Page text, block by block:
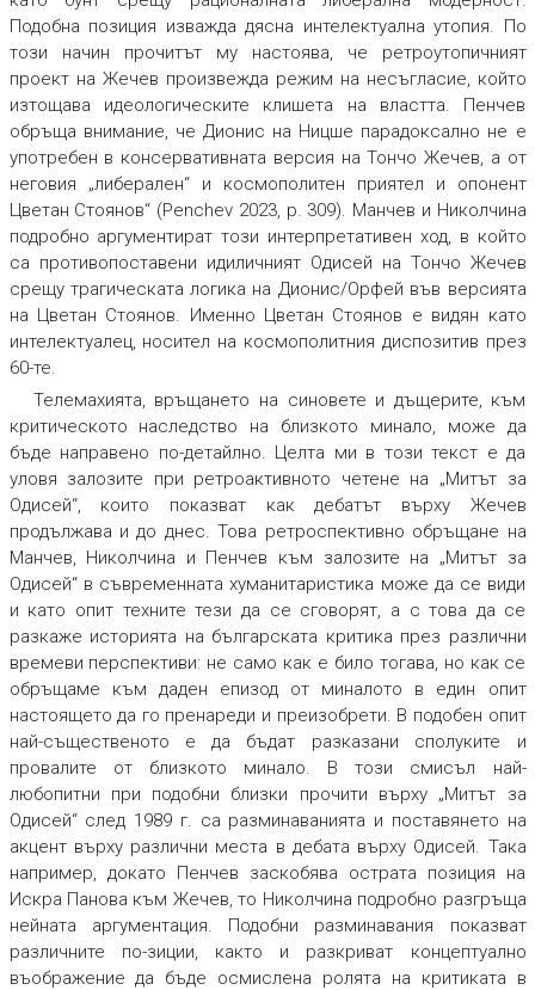
Подобна позиция изважда дясна интелектуална утопия. По
този начин прочитът му настоява, че ретроутопичният
проект на Жечев произвежда режим на несъгласие, който
изтощава идеологическите клишета на властта. Пенчев
обръща внимание, че Дионис на Ницше парадоксално не е
употребен в консервативната версия на Тончо Жечев, а от
неговия „либерален“ и космополитен приятел и опонент
Цветан Стоянов“ (Penchev 2023, p. 309). Манчев и Николчина
подробно аргументират този интерпретативен ход, в който
са противопоставени идиличният Одисей на Тончо Жечев
срещу трагическата логика на Дионис/Орфей във версията
на Цветан Стоянов. Именно Цветан Стоянов е видян като
интелектуалец, носител на космополитния диспозитив през
60-те.
Телемахията, връщането на синовете и дъщерите, към
критическото наследство на близкото минало, може да
бъде направено по-детайлно. Целта ми в този текст е да
уловя залозите при ретроактивното четене на „Митът за
Одисей“, които показват как дебатът върху Жечев
продължава и до днес. Това ретроспективно обръщане на
Манчев, Николчина и Пенчев към залозите на „Митът за
Одисей“ в съвременната хуманитаристика може да се види
и като опит техните тези да се сговорят, а с това да се
разкаже историята на българската критика през различни
времеви перспективи: не само как е било тогава, но как се
обръщаме към даден епизод от миналото в един опит
настоящето да го пренареди и преизобрети. В подобен опит
най-същественото е да бъдат разказани сполуките и
провалите от близкото минало. В този смисъл най-
любопитни при подобни близки прочити върху „Митът за
Одисей“ след 1989 г. са разминаванията и поставянето на
акцент върху различни места в дебата върху Одисей. Така
например, докато Пенчев заскобява острата позиция на
Искра Панова към Жечев, то Николчина подробно разгръща
нейната аргументация. Подобни разминавания показват
различните по-зиции, както и разкриват концептуално
въображение да бъде осмислена ролята на критиката в